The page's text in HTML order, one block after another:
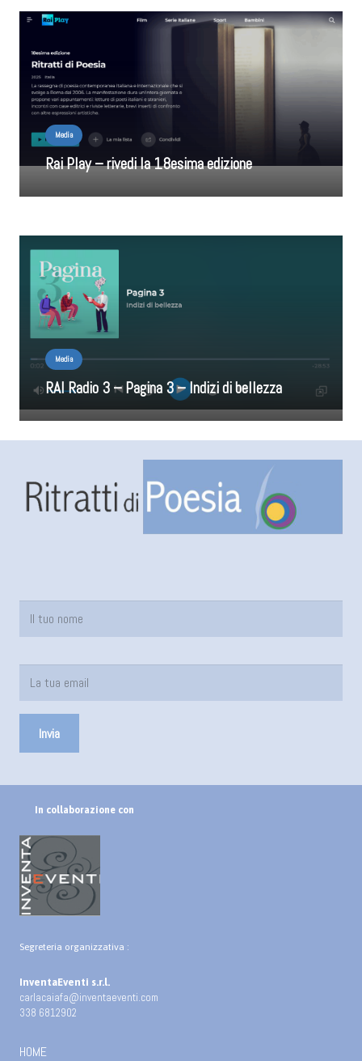
Media
Rai Play – rivedi la 18esima edizione
Media
RAI Radio 3 – Pagina 3 – Indizi di bellezza
In collaborazione con
Segreteria organizzativa :
InventaEventi s.r.l.
carlacaiafa@inventaeventi.com
338 6812902
HOME